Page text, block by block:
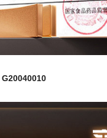
G20040010